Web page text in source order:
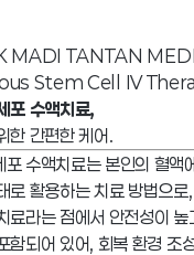
MADI TANTAN
Stem Cell IV
포 수액치료,
한 간편한 케어.
수액치료는 본인의 혈액
로 활용하는 치료 방법으
료라는 점에서 안전성이
함되어 있어, 회복 환경 조